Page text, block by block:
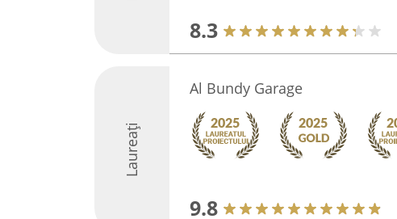
8.3
Laureați
Al Bundy Garage
9.8